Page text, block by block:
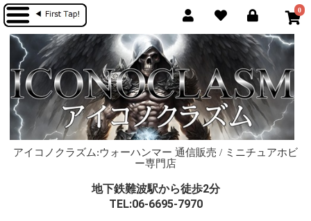
0
アイコノクラズム:ウォーハンマー 通信販売 / ミニチュアホビ
ー専門店
地下鉄難波駅から徒歩2分
TEL:06-6695-7970